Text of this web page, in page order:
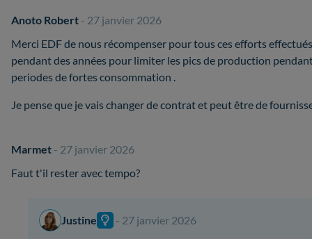
Anoto Robert - 27 janvier 2026
Merci EDF de nous récompenser pour tous ces efforts effectués
pendant des années pour limiter les pics de production
periodes de fortes consommation .
Je pense que je vais changer de contrat et peut être de
Marmet - 27 janvier 2026
Faut t'il rester avec tempo?
Justine
- 27 janvier 2026